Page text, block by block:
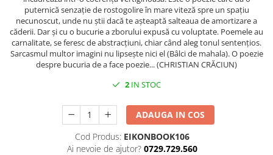
puternică senzație de rostogolire în mare viteză spre un spațiu
necunoscut, unde nu știi dacă te așteaptă salteaua de amortizare a
căderii. Dar și cu o bucurie a zborului expusă cu voluptate. Poemele au
carnalitate, se feresc de abstracțiuni, chiar când aleg tonul sentențios.
Sarcasmul multor imagini nu lipsește nici el (Bâlci de mahala). O poezie
despre bucuria de a face poezie... (CHRISTIAN CRĂCIUN)
2 IN STOC
ADAUGA IN COS
Cod Produs: EIKONBOOK106
Ai nevoie de ajutor? 0729.729.560